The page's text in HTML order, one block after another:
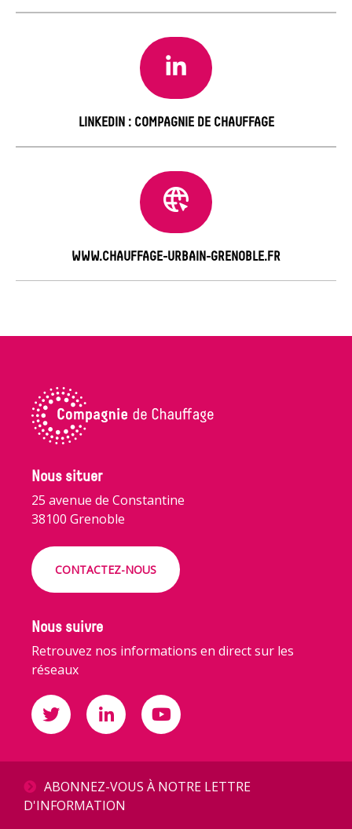
LINKEDIN : COMPAGNIE DE CHAUFFAGE
WWW.CHAUFFAGE-URBAIN-GRENOBLE.FR
Nous situer
25 avenue de Constantine
38100 Grenoble
CONTACTEZ-NOUS
Nous suivre
Retrouvez nos informations en direct sur les
réseaux
ABONNEZ-VOUS À NOTRE LETTRE
D'INFORMATION